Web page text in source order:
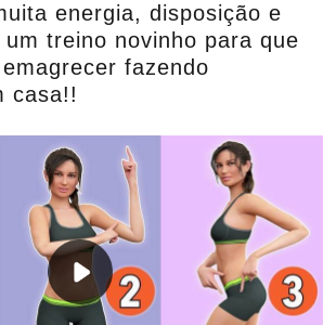
energia, disposição e
treino novinho para que
fazendo
casa!!